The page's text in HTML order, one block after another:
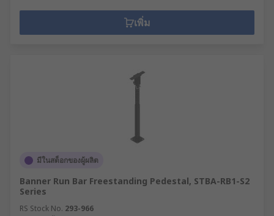
เพิ่ม
มีในสต็อกของผู้ผลิต
Banner Run Bar Freestanding Pedestal, STBA-RB1-S2
Series
RS Stock No. 293-966